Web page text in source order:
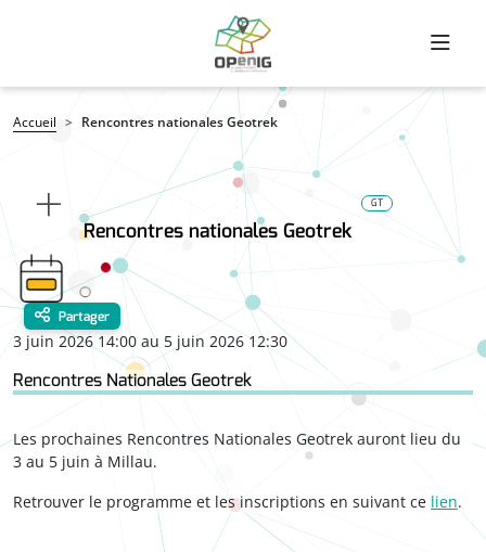
Fil d'Ariane
Accueil Rencontres nationales Geotrek
Rencontres nationales Geotrek
GT
Partager
3 juin 2026 14:00 au 5 juin 2026 12:30
Rencontres Nationales Geotrek
Les prochaines Rencontres Nationales Geotrek auront lieu du
3 au 5 juin à Millau.
Retrouver le programme et les inscriptions en suivant ce lien.